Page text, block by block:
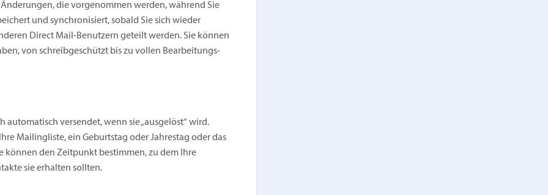
die vorgenommen werden, während Sie
und synchronisiert, sobald Sie sich wieder
Direct Mail-Benutzern geteilt werden. Sie können
von schreibgeschützt bis zu vollen Bearbeitungs-
versendet, wenn sie „ausgelöst“ wird.
Mailingliste, ein Geburtstag oder Jahrestag oder das
können den Zeitpunkt bestimmen, zu dem Ihre
sie erhalten sollten.